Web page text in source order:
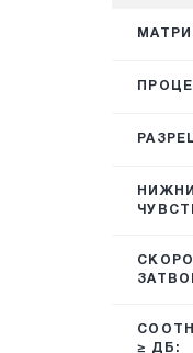
≥ ДБ: